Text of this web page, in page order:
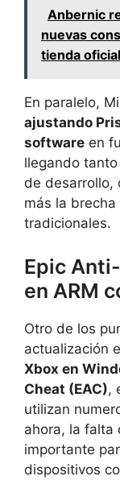
Anbernic
nuevas
tienda
En paralelo,
ajustando
software en
llegando
de desarrollo,
más la
tradicionales.
Epic
en ARM
Otro de los
actualización
Xbox en
Cheat (EAC),
utilizan
ahora, la falta
importante
dispositivos